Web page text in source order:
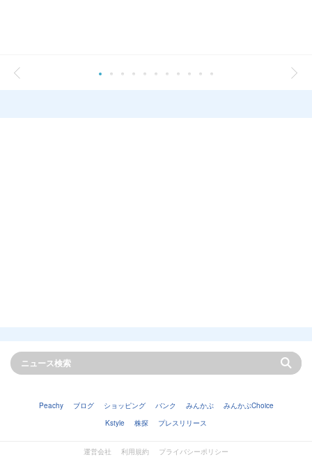
Peachy ブログ ショッピング バンク みんかぶ
みんかぶChoice
Kstyle
株探 プレスリリース
運営会社 利用規約 プライバシーポリシー